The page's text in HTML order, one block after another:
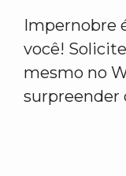
Impernobre
você!
mesmo no
surpreender